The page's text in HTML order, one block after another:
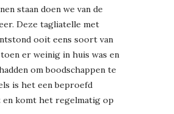
staan doen we van de
Deze tagliatelle met
ooit eens soort van
er weinig in huis was en
om boodschappen te
is het een beproefd
komt het regelmatig op